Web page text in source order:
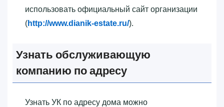
использовать официальный сайт организации
(http://www.dianik-estate.ru/).
Узнать обслуживающую
компанию по адресу
Узнать УК по адресу дома можно